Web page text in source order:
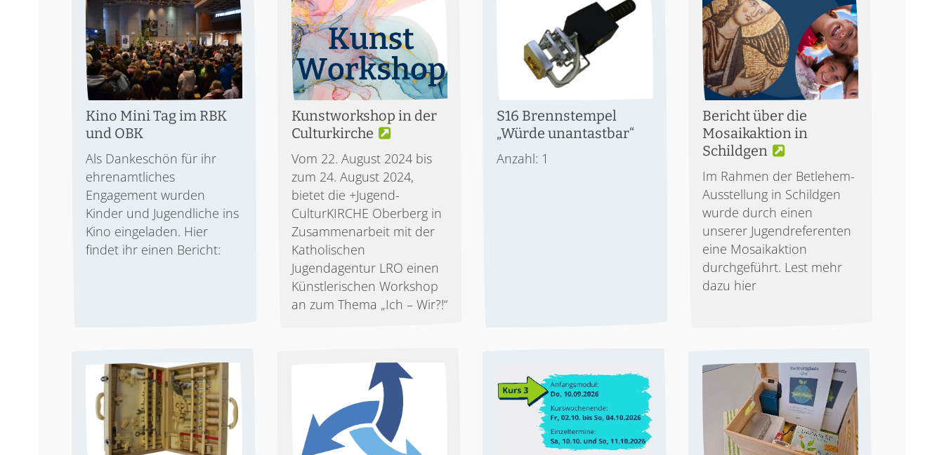
Kino Mini Tag im RBK
und OBK
Als Dankeschön für ihr
ehrenamtliches
Engagement wurden
Kinder und Jugendliche ins
Kino eingeladen. Hier
findet ihr einen Bericht:
Kunstworkshop in der
Culturkirche
Vom 22. August 2024 bis
zum 24. August 2024,
bietet die +Jugend-
CulturKIRCHE Oberberg in
Zusammenarbeit mit der
Katholischen
Jugendagentur LRO einen
Künstlerischen Workshop
an zum Thema „Ich – Wir?!“
S16 Brennstempel
„Würde unantastbar“
Anzahl: 1
Bericht über die
Mosaikaktion in
Schildgen
Im Rahmen der Betlehem-
Ausstellung in Schildgen
wurde durch einen
unserer Jugendreferenten
eine Mosaikaktion
durchgeführt. Lest mehr
dazu hier